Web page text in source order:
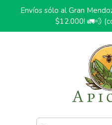
Envíos sólo al Gran
$12.000! 🚛💨